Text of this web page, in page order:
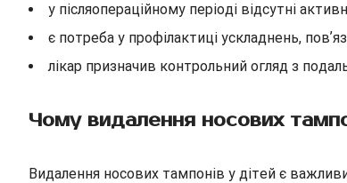
у післяопераційному періоді відсутні
є потреба у профілактиці ускладнень,
лікар призначив контрольний огляд з
Чому видалення носових
Видалення носових тампонів у дітей є